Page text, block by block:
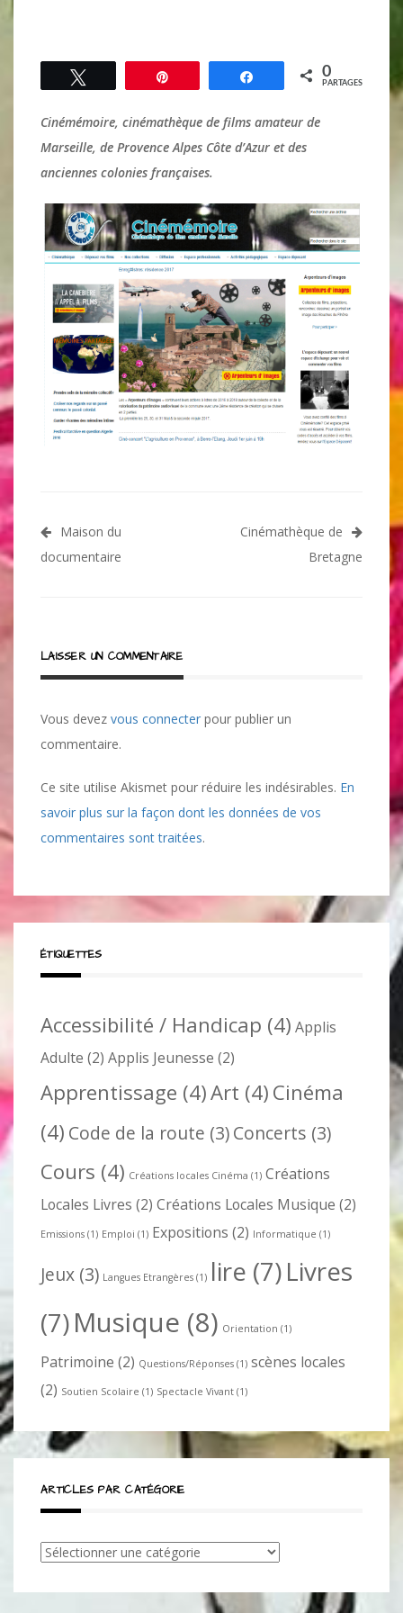
Partagez 0
PARTAGES
Cinémémoire, cinémathèque de films amateur de
Marseille, de Provence Alpes Côte d’Azur et des
anciennes colonies françaises.
Navigation
de
Maison du
documentaire
Cinémathèque de
Bretagne
LAISSER UN COMMENTAIRE
Vous devez vous connecter pour publier un
commentaire.
Ce site utilise Akismet pour réduire les indésirables. En
savoir plus sur la façon dont les données de vos
commentaires sont traitées.
ÉTIQUETTES
Accessibilité / Handicap (4) Applis
Adulte (2) Applis Jeunesse (2)
Apprentissage (4)Art (4) Cinéma
(4) Code de la route (3)Concerts (3)
Cours (4) Créations locales Cinéma (1) Créations
Locales Livres (2) Créations Locales Musique (2)
Emissions (1) Emploi (1) Expositions (2) Informatique (1)
Jeux (3) Langues Etrangères (1) lire (7)Livres
(7)Musique (8) Orientation (1)
Patrimoine (2) Questions/Réponses (1) scènes locales
(2) Soutien Scolaire (1) Spectacle Vivant (1)
ARTICLES PAR CATÉGORIE
Articles